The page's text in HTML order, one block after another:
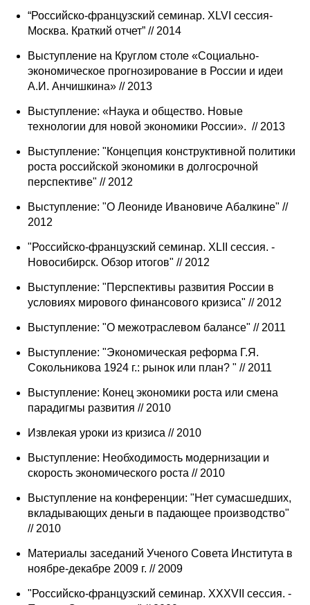
“Российско-французский семинар. XLVI сессия-
Москва. Краткий отчет” // 2014
Выступление на Круглом столе «Социально-
экономическое прогнозирование в России и идеи
А.И. Анчишкина» // 2013
Выступление: «Наука и общество. Новые
технологии для новой экономики России». // 2013
Выступление: "Концепция конструктивной политики
роста российской экономики в долгосрочной
перспективе" // 2012
Выступление: "О Леониде Ивановиче Абалкине" //
2012
"Российско-французский семинар. XLII сессия. -
Новосибирск. Обзор итогов" // 2012
Выступление: "Перспективы развития России в
условиях мирового финансового кризиса" // 2012
Выступление: "О межотраслевом балансе" // 2011
Выступление: "Экономическая реформа Г.Я.
Сокольникова 1924 г.: рынок или план? " // 2011
Выступление: Конец экономики роста или смена
парадигмы развития // 2010
Извлекая уроки из кризиса // 2010
Выступление: Необходимость модернизации и
скорость экономического роста // 2010
Выступление на конференции: "Нет сумасшедших,
вкладывающих деньги в падающее производство"
// 2010
Материалы заседаний Ученого Совета Института в
ноябре-декабре 2009 г. // 2009
"Российско-французский семинар. XXXVII сессия. -